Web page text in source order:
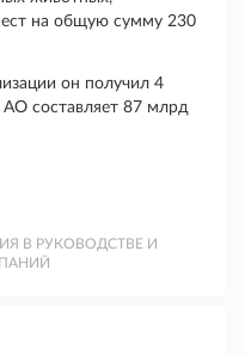
на общую сумму 230
он получил 4
составляет 87 млрд
В РУКОВОДСТВЕ И